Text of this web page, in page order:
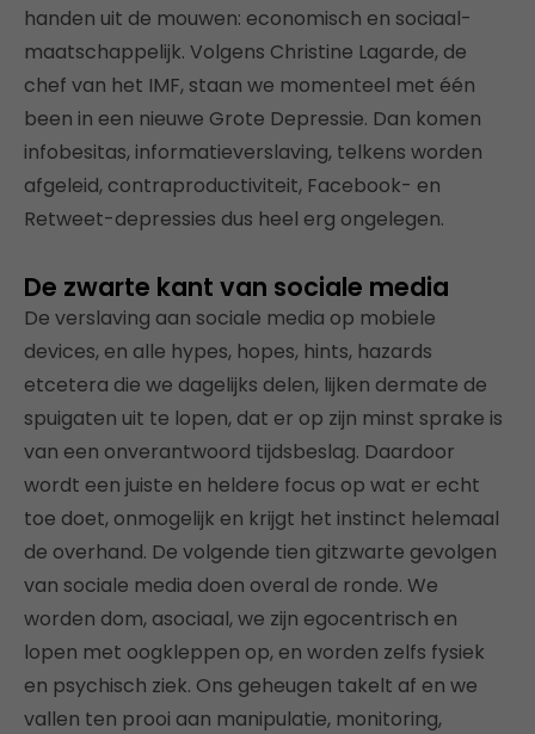
handen uit de mouwen: economisch en sociaal-
maatschappelijk. Volgens Christine Lagarde, de
chef van het IMF, staan we momenteel met één
been in een nieuwe Grote Depressie. Dan komen
infobesitas, informatieverslaving, telkens worden
afgeleid, contraproductiviteit, Facebook- en
Retweet-depressies dus heel erg ongelegen.
De zwarte kant van sociale media
De verslaving aan sociale media op mobiele
devices, en alle hypes, hopes, hints, hazards
etcetera die we dagelijks delen, lijken dermate de
spuigaten uit te lopen, dat er op zijn minst sprake is
van een onverantwoord tijdsbeslag. Daardoor
wordt een juiste en heldere focus op wat er echt
toe doet, onmogelijk en krijgt het instinct helemaal
de overhand. De volgende tien gitzwarte gevolgen
van sociale media doen overal de ronde. We
worden dom, asociaal, we zijn egocentrisch en
lopen met oogkleppen op, en worden zelfs fysiek
en psychisch ziek. Ons geheugen takelt af en we
vallen ten prooi aan manipulatie, monitoring,